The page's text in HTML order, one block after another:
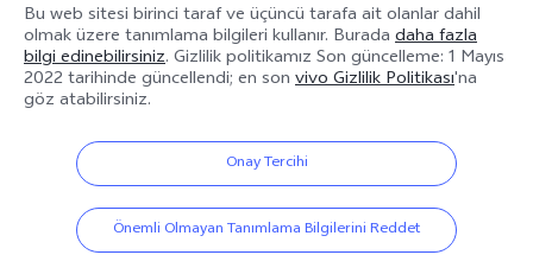
Bizin takip edin
Türkiye | Ülke/bölge seçin
Bu web sitesi birinci taraf ve üçüncü tarafa ait olanlar dahil
olmak üzere tanımlama bilgileri kullanır. Burada daha fazla
bilgi edinebilirsiniz. Gizlilik politikamız Son güncelleme: 1 Mayıs
2022 tarihinde güncellendi; en son vivo Gizlilik Politikası'na
göz atabilirsiniz.
Onay Tercihi
Önemli Olmayan Tanımlama Bilgilerini Reddet